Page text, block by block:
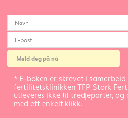
* E-boken er skrevet i samarbeid
fertilitetsklinikken TFP Stork
utleveres ikke til tredjeparter, og
med ett enkelt klikk.